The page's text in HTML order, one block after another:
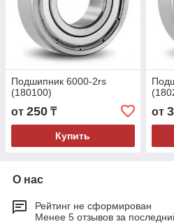
Подшипник 6000-2rs
(180100)
от 250 ₸
Купить
от
О нас
Рейтинг не сформирован
Менее 5 отзывов за